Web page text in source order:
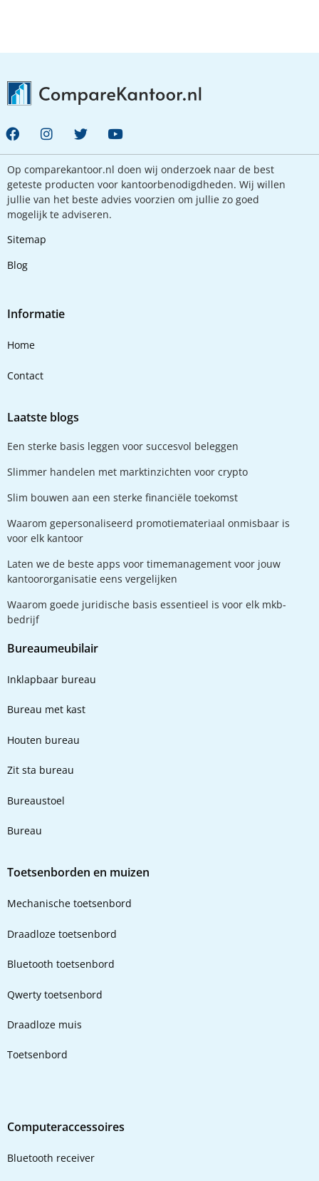
Op comparekantoor.nl doen wij onderzoek naar de best
geteste producten voor kantoorbenodigdheden. Wij willen
jullie van het beste advies voorzien om jullie zo goed
mogelijk te adviseren.
Sitemap
Blog
Informatie
Home
Contact
Laatste blogs
Een sterke basis leggen voor succesvol beleggen
Slimmer handelen met marktinzichten voor crypto
Slim bouwen aan een sterke financiële toekomst
Waarom gepersonaliseerd promotiemateriaal onmisbaar is
voor elk kantoor
Laten we de beste apps voor timemanagement voor jouw
kantoororganisatie eens vergelijken
Waarom goede juridische basis essentieel is voor elk mkb-
bedrijf
Bureaumeubilair
Inklapbaar bureau
Bureau met kast
Houten bureau
Zit sta bureau
Bureaustoel
Bureau
Toetsenborden en muizen
Mechanische toetsenbord
Draadloze toetsenbord
Bluetooth toetsenbord
Qwerty toetsenbord
Draadloze muis
Toetsenbord
Computeraccessoires
Bluetooth receiver